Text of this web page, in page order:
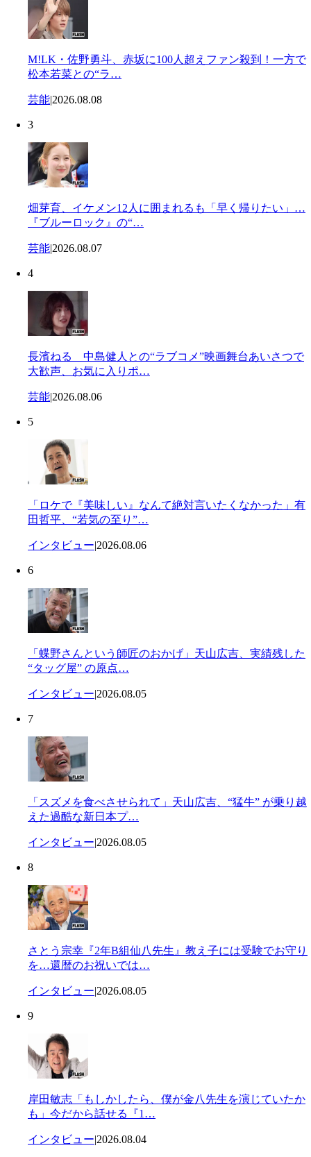
M!LK・佐野勇斗、赤坂に100人超えファン殺到！一方で
松本若菜との“ラ…
芸能|2026.08.08
3
畑芽育、イケメン12人に囲まれるも「早く帰りたい」…
『ブルーロック』の“…
芸能|2026.08.07
4
長濱ねる 中島健人との“ラブコメ”映画舞台あいさつで
大歓声、お気に入りポ…
芸能|2026.08.06
5
「ロケで『美味しい』なんて絶対言いたくなかった」有
田哲平、“若気の至り”…
インタビュー|2026.08.06
6
「蝶野さんという師匠のおかげ」天山広吉、実績残した
“タッグ屋” の原点…
インタビュー|2026.08.05
7
「スズメを食べさせられて」天山広吉、“猛牛” が乗り越
えた過酷な新日本プ…
インタビュー|2026.08.05
8
さとう宗幸『2年B組仙八先生』教え子には受験でお守り
を…還暦のお祝いでは…
インタビュー|2026.08.05
9
岸田敏志「もしかしたら、僕が金八先生を演じていたか
も」今だから話せる『1…
インタビュー|2026.08.04